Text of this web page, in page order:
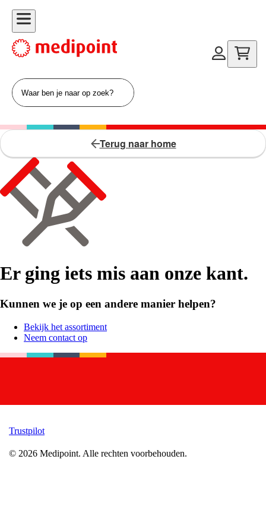
Terug naar home
Er ging iets mis aan onze kant.
Kunnen we je op een andere manier helpen?
Bekijk het assortiment
Neem contact op
Trustpilot
© 2026 Medipoint. Alle rechten voorbehouden.